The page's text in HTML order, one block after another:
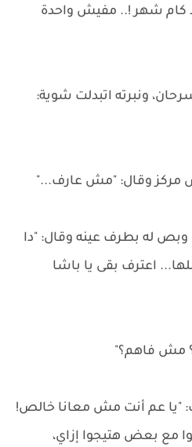
كام شهر !.. مفيش واحدة
ونبرته اتبدلت شوية:
مركز وقال: "مش عارف..."
له بطرف عينه وقال: "دا
اعترف بقى يا باشا
مش فاهم؟"
عم أنت مش معانا خالص!
مع بعض هتيجوا إزاي،